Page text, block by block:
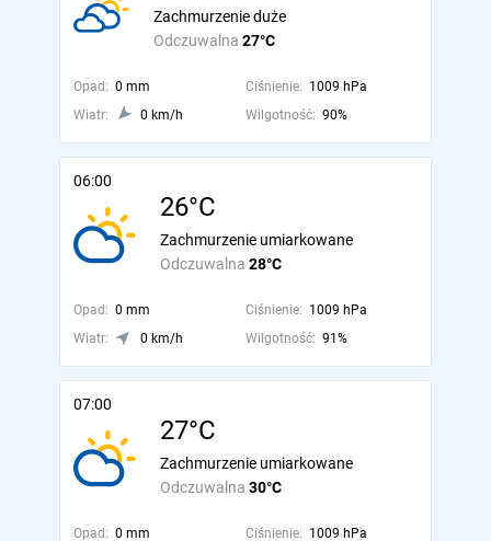
Odczuwalna 27°C
Zachmurzenie duże
Opad: 0 mm Ciśnienie: 1009 hPa
Wiatr:
0 km/h Wilgotność: 90%
06:00
26°C
Odczuwalna 28°C
Zachmurzenie umiarkowane
Opad: 0 mm Ciśnienie: 1009 hPa
Wiatr:
0 km/h Wilgotność: 91%
07:00
27°C
Odczuwalna 30°C
Zachmurzenie umiarkowane
Opad: 0 mm Ciśnienie: 1009 hPa